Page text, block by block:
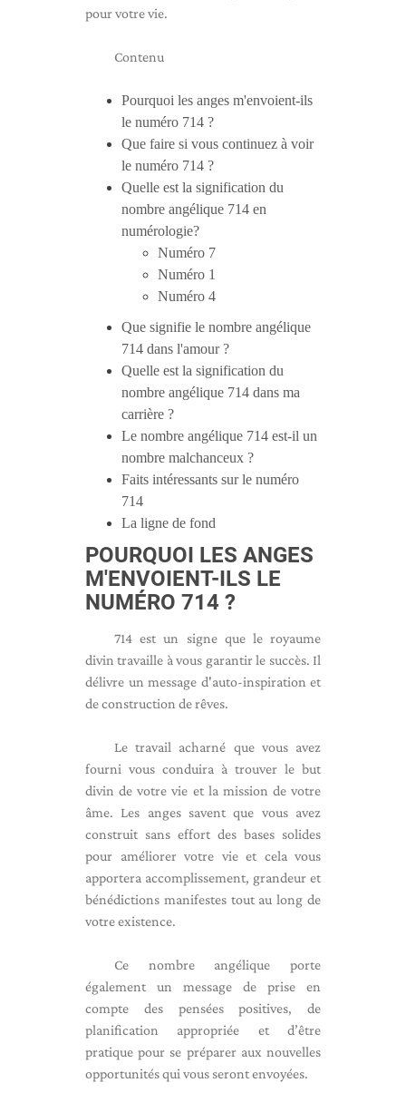
pour votre vie.
Contenu
Pourquoi les anges m'envoient-ils
le numéro 714 ?
Que faire si vous continuez à voir
le numéro 714 ?
Quelle est la signification du
nombre angélique 714 en
numérologie?
Numéro 7
Numéro 1
Numéro 4
Que signifie le nombre angélique
714 dans l'amour ?
Quelle est la signification du
nombre angélique 714 dans ma
carrière ?
Le nombre angélique 714 est-il un
nombre malchanceux ?
Faits intéressants sur le numéro
714
La ligne de fond
POURQUOI LES ANGES
M'ENVOIENT-ILS LE
NUMÉRO 714 ?
714 est un signe que le royaume
divin travaille à vous garantir le succès. Il
délivre un message d'auto-inspiration et
de construction de rêves.
Le travail acharné que vous avez
fourni vous conduira à trouver le but
divin de votre vie et la mission de votre
âme. Les anges savent que vous avez
construit sans effort des bases solides
pour améliorer votre vie et cela vous
apportera accomplissement, grandeur et
bénédictions manifestes tout au long de
votre existence.
Ce nombre angélique porte
également un message de prise en
compte des pensées positives, de
planification appropriée et d’être
pratique pour se préparer aux nouvelles
opportunités qui vous seront envoyées.